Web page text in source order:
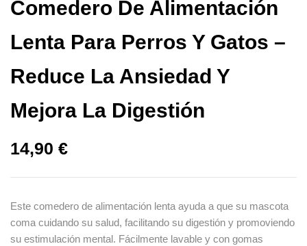
Comedero De Alimentación
Lenta Para Perros Y Gatos –
Reduce La Ansiedad Y
Mejora La Digestión
14,90 €
Este comedero de alimentación lenta ayuda a que su mascota
coma cuidando su salud, facilitando su digestión y promoviendo
su estimulación mental. Fácilmente lavable y con gomas